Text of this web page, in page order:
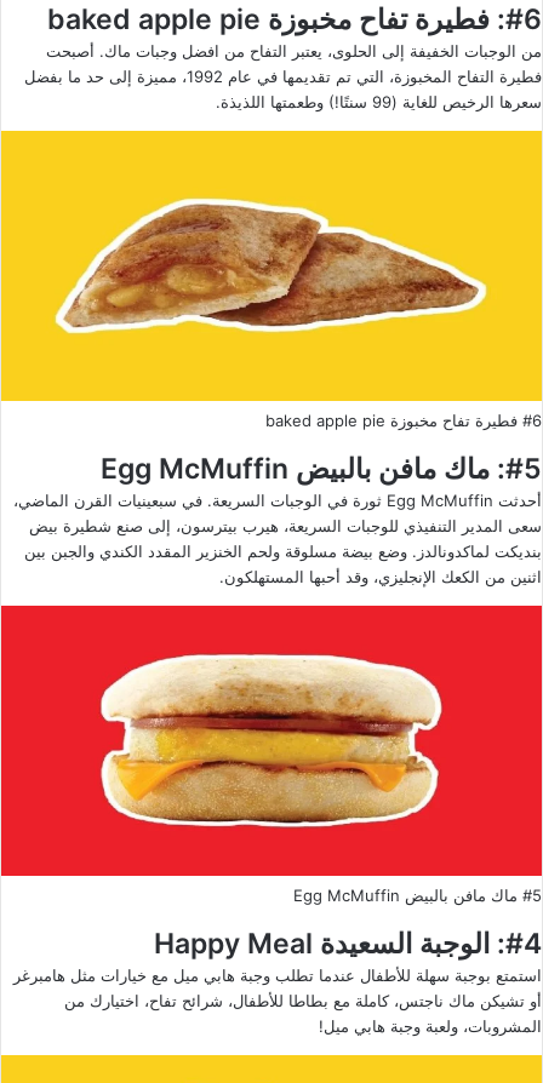
#6: فطيرة تفاح مخبوزة baked apple pie
من الوجبات الخفيفة إلى الحلوى، يعتبر التفاح من افضل وجبات ماك. أصبحت
فطيرة التفاح المخبوزة، التي تم تقديمها في عام 1992، مميزة إلى حد ما بفضل
سعرها الرخيص للغاية (99 سنتًا!) وطعمتها اللذيذة.
#6 فطيرة تفاح مخبوزة baked apple pie
#5: ماك مافن بالبيض Egg McMuffin
أحدثت Egg McMuffin ثورة في الوجبات السريعة. في سبعينيات القرن الماضي،
سعى المدير التنفيذي للوجبات السريعة، هيرب بيترسون، إلى صنع شطيرة بيض
بنديكت لماكدونالدز. وضع بيضة مسلوقة ولحم الخنزير المقدد الكندي والجبن بين
اثنين من الكعك الإنجليزي، وقد أحبها المستهلكون.
#5 ماك مافن بالبيض Egg McMuffin
#4: الوجبة السعيدة Happy Meal
استمتع بوجبة سهلة للأطفال عندما تطلب وجبة هابي ميل مع خيارات مثل هامبرغر
أو تشيكن ماك ناجتس، كاملة مع بطاطا للأطفال، شرائح تفاح، اختيارك من
المشروبات، ولعبة وجبة هابي ميل!